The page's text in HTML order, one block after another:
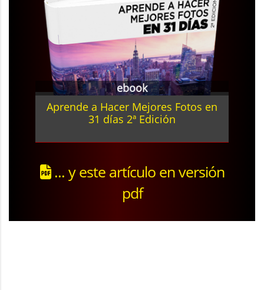
ebook
Aprende a Hacer Mejores Fotos en
31 días 2ª Edición
... y este artículo en versión
pdf